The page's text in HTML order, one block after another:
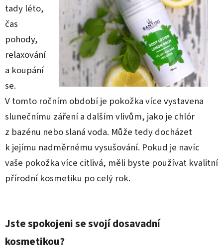
tady léto,
čas
pohody,
relaxování
a koupání
se.
V tomto ročním období je pokožka více vystavena
slunečnímu záření a dalším vlivům, jako je chlór
z bazénu nebo slaná voda. Může tedy docházet
k jejímu nadměrnému vysušování. Pokud je navíc
vaše pokožka více citlivá, měli byste používat kvalitní
přírodní kosmetiku po celý rok.
Jste spokojeni se svojí dosavadní
kosmetikou?